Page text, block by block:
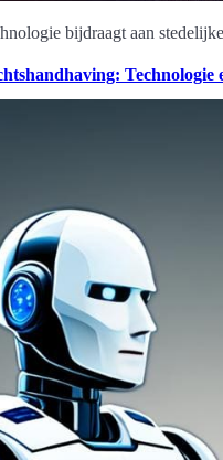
bijdraagt aan
Technologie